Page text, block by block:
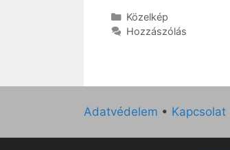
Kategória
Közelkép
Hozzászólás
Adatvédelem • Kapcsolat